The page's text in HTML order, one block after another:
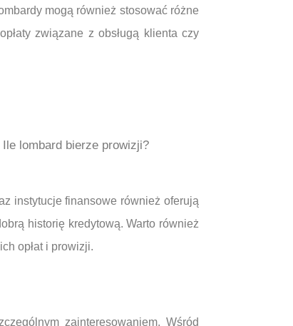
mogą również stosować różne
związane z obsługą klienta czy
Ile lombard bierze prowizji?
instytucje finansowe również oferują
historię kredytową. Warto również
opłat i prowizji.
zainteresowaniem. Wśród